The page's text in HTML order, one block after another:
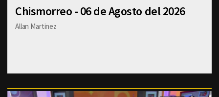
Chismorreo - 06 de Agosto del 2026
Allan Martinez